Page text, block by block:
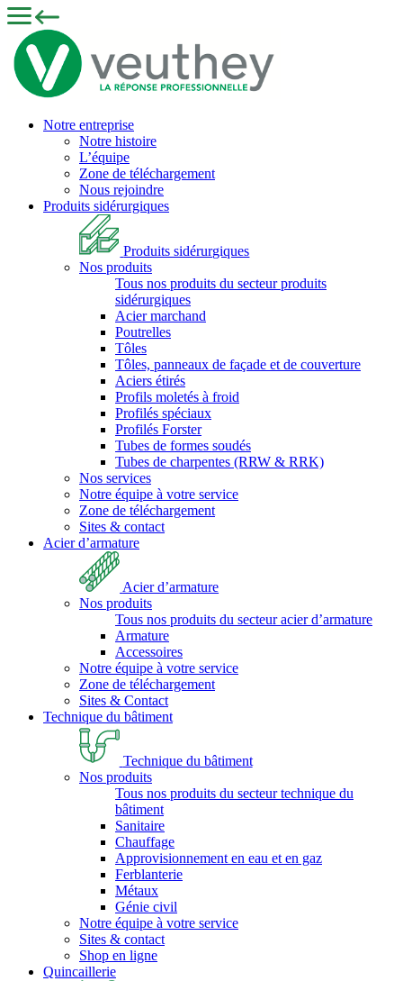
Notre entreprise
Notre histoire
L’équipe
Zone de téléchargement
Nous rejoindre
Produits sidérurgiques
Produits sidérurgiques
Nos produits
Tous nos produits du secteur produits
sidérurgiques
Acier marchand
Poutrelles
Tôles
Tôles, panneaux de façade et de couverture
Aciers étirés
Profils moletés à froid
Profilés spéciaux
Profilés Forster
Tubes de formes soudés
Tubes de charpentes (RRW & RRK)
Nos services
Notre équipe à votre service
Zone de téléchargement
Sites & contact
Acier d’armature
Acier d’armature
Nos produits
Tous nos produits du secteur acier d’armature
Armature
Accessoires
Notre équipe à votre service
Zone de téléchargement
Sites & Contact
Technique du bâtiment
Technique du bâtiment
Nos produits
Tous nos produits du secteur technique du
bâtiment
Sanitaire
Chauffage
Approvisionnement en eau et en gaz
Ferblanterie
Métaux
Génie civil
Notre équipe à votre service
Sites & contact
Shop en ligne
Quincaillerie